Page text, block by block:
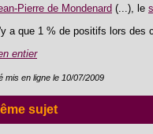
Pierre de Mondenard (...), le
a que 1 % de positifs lors des
entier
mis en ligne le 10/07/2009
sujet